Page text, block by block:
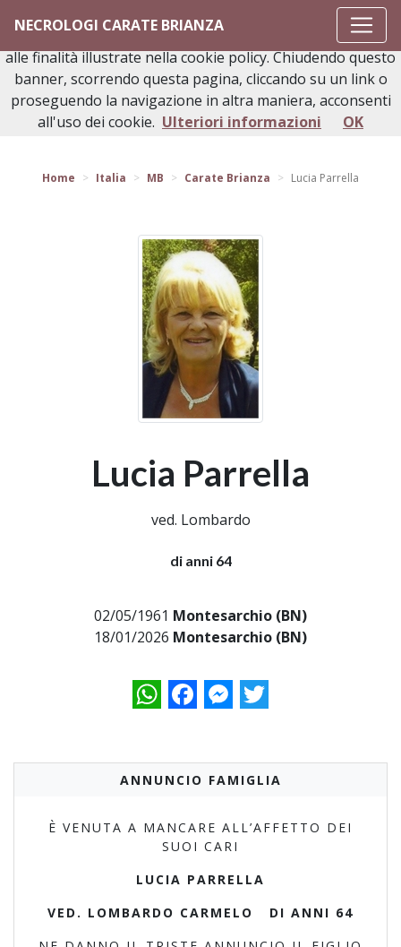
NECROLOGI CARATE BRIANZA
Torna indietro
Home Italia MB Carate Brianza Lucia Parrella
Lucia Parrella
ved. Lombardo
di anni 64
02/05/1961 Montesarchio (BN)
18/01/2026 Montesarchio (BN)
WhatsAppFacebookMessenger
Twitter
ANNUNCIO FAMIGLIA
È VENUTA A MANCARE ALL’AFFETTO DEI
SUOI CARI
LUCIA PARRELLA
VED. LOMBARDO CARMELO DI ANNI 64
Questo sito o gli strumenti terzi da questo utilizzati si
avvalgono di cookie necessari al funzionamento ed utili
alle finalità illustrate nella cookie policy. Chiudendo questo
banner, scorrendo questa pagina, cliccando su un link o
proseguendo la navigazione in altra maniera, acconsenti
all'uso dei cookie. Ulteriori informazioni OK